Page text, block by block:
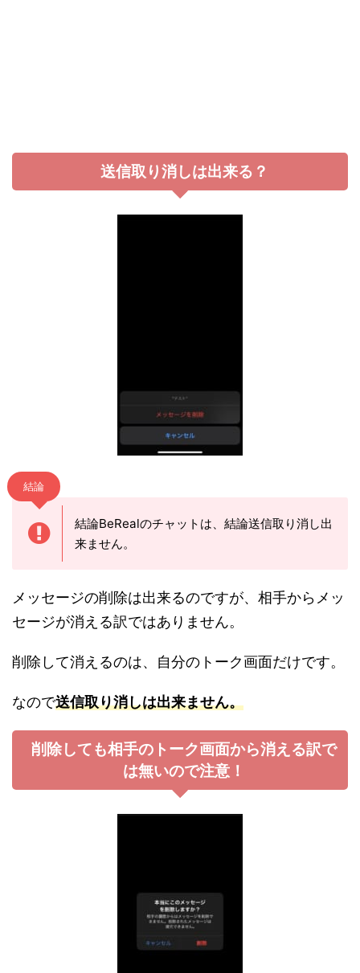
送信取り消しは出来る？
結論
結論BeRealのチャットは、結論送信取り消し出
来ません。
メッセージの削除は出来るのですが、相手からメッ
セージが消える訳ではありません。
削除して消えるのは、自分のトーク画面だけです。
なので送信取り消しは出来ません。
削除しても相手のトーク画面から消える訳で
は無いので注意！